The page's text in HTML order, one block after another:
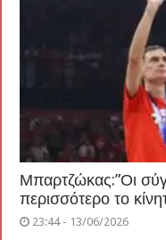
Μπαρτζώκας:”Οι
περισσότερο το
23:44 - 13/06/2026